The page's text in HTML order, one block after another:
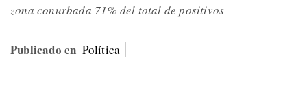
zona conurbada 71% del total de positivos
Publicado en Política